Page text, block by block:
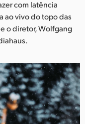
com latência
ao vivo do topo das
o diretor, Wolfgang